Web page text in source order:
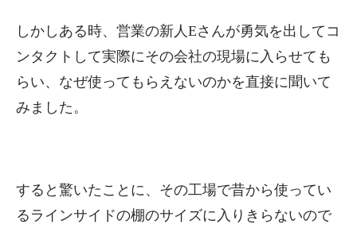
しかしある時、営業の新人Eさんが勇気を出してコ
ンタクトして実際にその会社の現場に入らせても
らい、なぜ使ってもらえないのかを直接に聞いて
みました。
すると驚いたことに、その工場で昔から使ってい
るラインサイドの棚のサイズに入りきらないので